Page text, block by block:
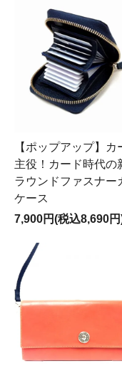
【ポップアップ】カ
主役！カード時代の
ラウンドファスナー
ケース
7,900円(税込8,690